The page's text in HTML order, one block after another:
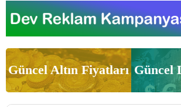
Güncel Altın Fiyatları Güncel